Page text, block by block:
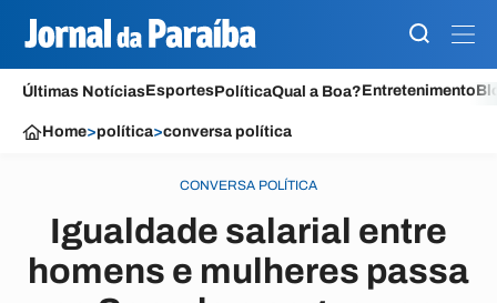
Últimas NotíciasEsportesPolíticaQual a Boa?Entretenimento
Home>política>conversa política
CONVERSA POLÍTICA
Igualdade salarial entre
homens e mulheres passa